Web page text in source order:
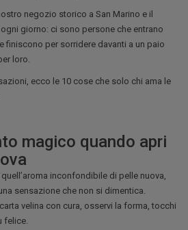
negozio storico a San Marino e il
giorno: ci sono persone che entrano
finiscono per sorridere davanti a un paio
loro.
ecco le 10 cose che solo chi ama le
magico quando apri
inconfondibile di pelle nuova,
sensazione che non si dimentica.
velina con cura, osservi la forma, tocchi
felice.